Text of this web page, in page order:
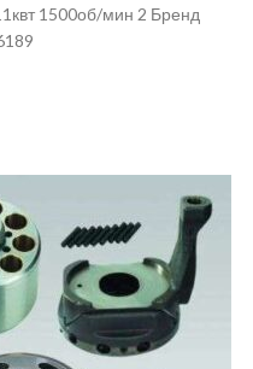
1500об/мин 2 Бренд